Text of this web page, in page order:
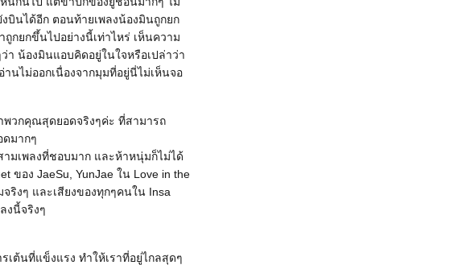
บินได้อีก ตอนท้ายเพลงน้องมินถูกยก
กยกขึ้นไปอย่างนี้เท่าไหร่ เห็นความ
า น้องมินแอบคิดอยู่ในใจหรือเปล่าว่า
นไม่ออกเนื่องจากมุมที่อยู่นี่ไม่เห็นจอ
พวกคุณสุดยอดจริงๆค่ะ ที่สามารถ
มากๆ
ามเพลงที่ชอบมาก และห้าหนุ่มก็ไม่ได้
ของ JaeSu, YunJae ใน Love in the
จริงๆ และเสียงของทุกๆคนใน Insa
งนี้จริงๆ
เต้นที่แข็งแรง ทำให้เราที่อยู่ไกลสุดๆ